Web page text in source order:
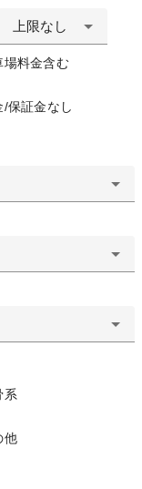
上限なし
場料金含む
/保証金なし
系
他